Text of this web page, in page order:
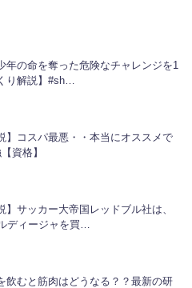
年の命を奪った危険なチャレンジを1
り解説】#sh…
】コスパ最悪・・本当にオススメで
資格】
】サッカー大帝国レッドブル社は、
ディージャを買…
飲むと筋肉はどうなる？？最新の研